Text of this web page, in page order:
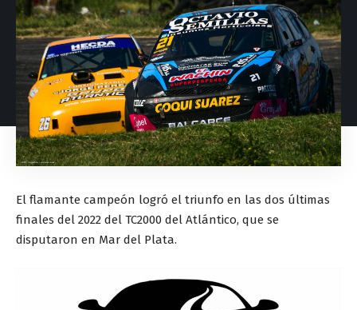
El flamante campeón logró el triunfo en las dos últimas
finales del 2022 del TC2000 del Atlántico, que se
disputaron en Mar del Plata.